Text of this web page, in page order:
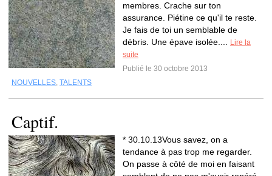
membres. Crache sur ton
assurance. Piétine ce qu'il te reste.
Je fais de toi un semblable de
débris. Une épave isolée....
Lire la
suite
Publié le 30 octobre 2013
NOUVELLES, TALENTS
Captif.
* 30.10.13Vous savez, on a
tendance à pas trop me regarder.
On passe à côté de moi en faisant